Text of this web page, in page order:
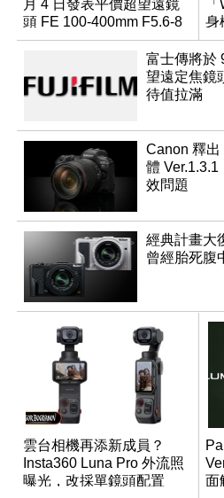
月 4 日發表平價超望遠鏡
頭 FE 100-400mm F5.6-8
身
成
富士傳將於
望遠定焦鏡
待值拉滿
Canon 釋出
體
效問題
經典計畫大
曾經胎死腹
雲台相機再添新成員？
Insta360 Luna Pro 外流照
曝光，改採單鏡頭配置
面